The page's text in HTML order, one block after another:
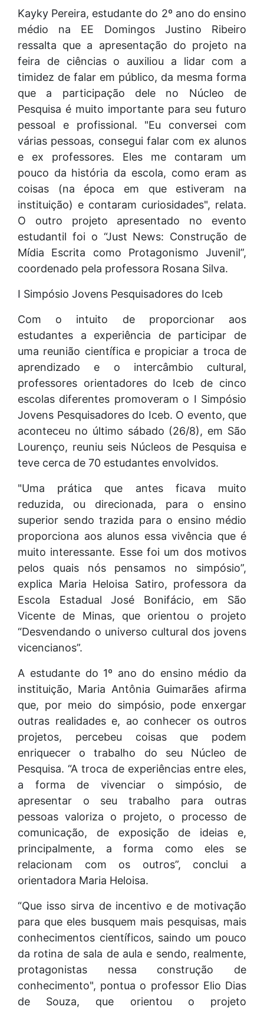
Kayky Pereira, estudante do 2º ano do ensino
médio na EE Domingos Justino Ribeiro
ressalta que a apresentação do projeto na
feira de ciências o auxiliou a lidar com a
timidez de falar em público, da mesma forma
que a participação dele no Núcleo de
Pesquisa é muito importante para seu futuro
pessoal e profissional. "Eu conversei com
várias pessoas, consegui falar com ex alunos
e ex professores. Eles me contaram um
pouco da história da escola, como eram as
coisas (na época em que estiveram na
instituição) e contaram curiosidades", relata.
O outro projeto apresentado no evento
estudantil foi o “Just News: Construção de
Mídia Escrita como Protagonismo Juvenil”,
coordenado pela professora Rosana Silva.
I Simpósio Jovens Pesquisadores do Iceb
Com o intuito de proporcionar aos
estudantes a experiência de participar de
uma reunião científica e propiciar a troca de
aprendizado e o intercâmbio cultural,
professores orientadores do Iceb de cinco
escolas diferentes promoveram o I Simpósio
Jovens Pesquisadores do Iceb. O evento, que
aconteceu no último sábado (26/8), em São
Lourenço, reuniu seis Núcleos de Pesquisa e
teve cerca de 70 estudantes envolvidos.
"Uma prática que antes ficava muito
reduzida, ou direcionada, para o ensino
superior sendo trazida para o ensino médio
proporciona aos alunos essa vivência que é
muito interessante. Esse foi um dos motivos
pelos quais nós pensamos no simpósio”,
explica Maria Heloisa Satiro, professora da
Escola Estadual José Bonifácio, em São
Vicente de Minas, que orientou o projeto
“Desvendando o universo cultural dos jovens
vicencianos”.
A estudante do 1º ano do ensino médio da
instituição, Maria Antônia Guimarães afirma
que, por meio do simpósio, pode enxergar
outras realidades e, ao conhecer os outros
projetos, percebeu coisas que podem
enriquecer o trabalho do seu Núcleo de
Pesquisa. “A troca de experiências entre eles,
a forma de vivenciar o simpósio, de
apresentar o seu trabalho para outras
pessoas valoriza o projeto, o processo de
comunicação, de exposição de ideias e,
principalmente, a forma como eles se
relacionam com os outros”, conclui a
orientadora Maria Heloisa.
“Que isso sirva de incentivo e de motivação
para que eles busquem mais pesquisas, mais
conhecimentos científicos, saindo um pouco
da rotina de sala de aula e sendo, realmente,
protagonistas nessa construção de
conhecimento", pontua o professor Elio Dias
de Souza, que orientou o projeto